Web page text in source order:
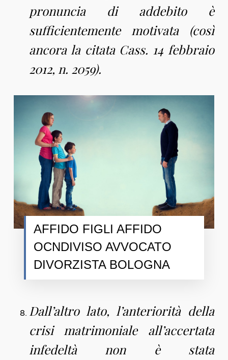
pronuncia di addebito è
sufficientemente motivata (così
ancora la citata Cass. 14 febbraio
2012, n. 2059).
AFFIDO FIGLI AFFIDO
OCNDIVISO AVVOCATO
DIVORZISTA BOLOGNA
Dall’altro lato, l’anteriorità della
crisi matrimoniale all’accertata
infedeltà non è stata